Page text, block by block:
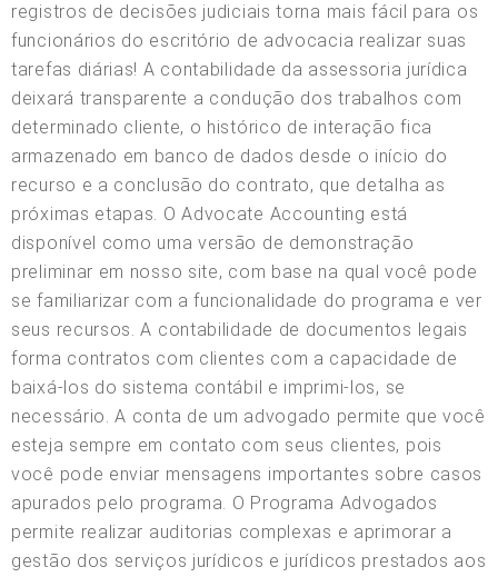
registros de decisões judiciais torna mais fácil para os
funcionários do escritório de advocacia realizar suas
tarefas diárias! A contabilidade da assessoria jurídica
deixará transparente a condução dos trabalhos com
determinado cliente, o histórico de interação fica
armazenado em banco de dados desde o início do
recurso e a conclusão do contrato, que detalha as
próximas etapas. O Advocate Accounting está
disponível como uma versão de demonstração
preliminar em nosso site, com base na qual você pode
se familiarizar com a funcionalidade do programa e ver
seus recursos. A contabilidade de documentos legais
forma contratos com clientes com a capacidade de
baixá-los do sistema contábil e imprimi-los, se
necessário. A conta de um advogado permite que você
esteja sempre em contato com seus clientes, pois
você pode enviar mensagens importantes sobre casos
apurados pelo programa. O Programa Advogados
permite realizar auditorias complexas e aprimorar a
gestão dos serviços jurídicos e jurídicos prestados aos